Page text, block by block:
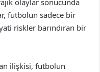
futbolun sadece bir
riskler barındıran bir
ilişkisi, futbolun